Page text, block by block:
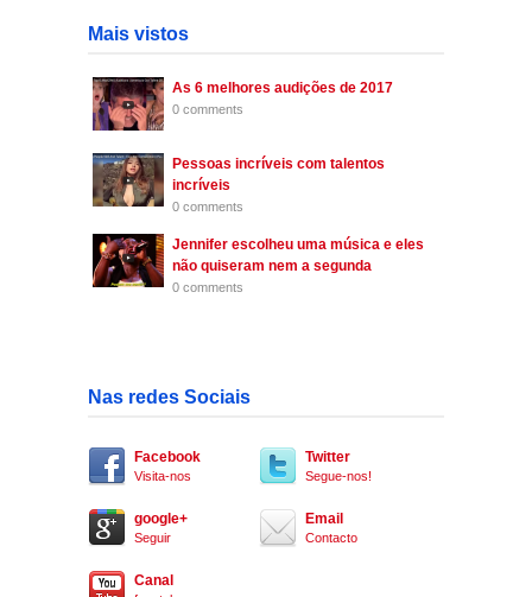
Mais vistos
As 6 melhores audições de 2017
0 comments
Pessoas incríveis com talentos
incríveis
0 comments
Jennifer escolheu uma música e eles
não quiseram nem a segunda
0 comments
Nas redes Sociais
Facebook
Visita-nos
Twitter
Segue-nos!
google+
Seguir
Email
Contacto
Canal